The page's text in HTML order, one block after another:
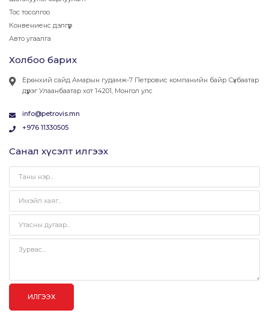
Тос тосолгоо
Конвениенс дэлгүүр
Авто угаалга
Холбоо барих
Ерөнхий сайд Амарын гудамж-7 Петровис компанийн байр Сүхбаатар
дүүрэг Улаанбаатар хот 14201, Монгол улс
info@petrovis.mn
+976 11330505
Санал хүсэлт илгээх
ИЛГЭЭХ